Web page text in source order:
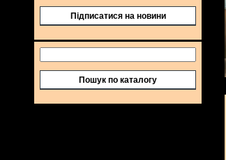
Підписатися на новини
Пошук по каталогу